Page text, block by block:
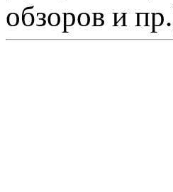
обзоров и